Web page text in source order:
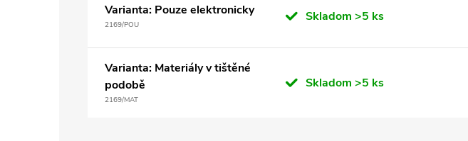
Varianta: Pouze elektronicky
2169/POU
Skladom>5 ks
Varianta: Materiály v tištěné
podobě
2169/MAT
Skladom>5 ks